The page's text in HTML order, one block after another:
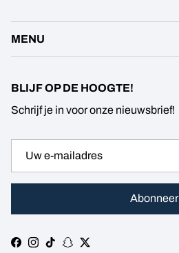
MENU
BLIJF OP DE HOOGTE!
Schrijf je in voor onze nieuwsbrief!
Abonneer
Facebook
Instagram
TikTokSnapchat
Twitter